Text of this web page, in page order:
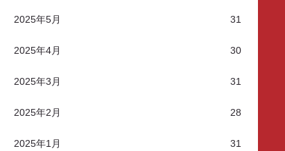
2025年5月 31
2025年4月 30
2025年3月 31
2025年2月 28
2025年1月 31